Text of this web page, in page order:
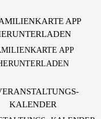
APP